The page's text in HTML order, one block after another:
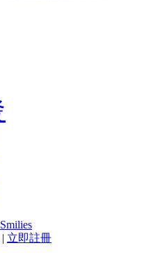
Smilies
| 立即註冊